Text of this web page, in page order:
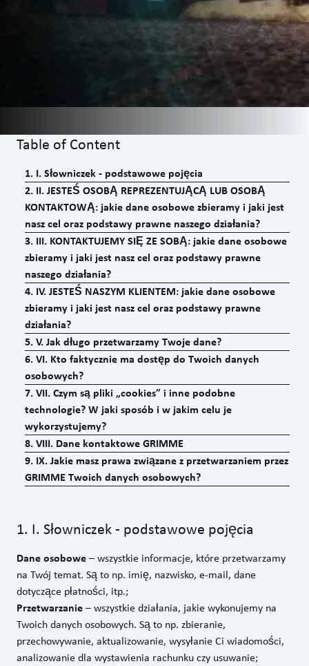
Table of Content
1. I. Słowniczek - podstawowe pojęcia
2. II. JESTEŚ OSOBĄ REPREZENTUJĄCĄ LUB OSOBĄ
KONTAKTOWĄ: jakie dane osobowe zbieramy i jaki jest
nasz cel oraz podstawy prawne naszego działania?
3. III. KONTAKTUJEMY SIĘ ZE SOBĄ: jakie dane osobowe
zbieramy i jaki jest nasz cel oraz podstawy prawne
naszego działania?
4. IV. JESTEŚ NASZYM KLIENTEM: jakie dane osobowe
zbieramy i jaki jest nasz cel oraz podstawy prawne
działania?
5.V. Jak długo przetwarzamy Twoje dane?
6.VI. Kto faktycznie ma dostęp do Twoich danych
osobowych?
7.VII. Czym są pliki „cookies” i inne podobne
technologie? W jaki sposób i w jakim celu je
wykorzystujemy?
8.VIII. Dane kontaktowe GRIMME
9. IX. Jakie masz prawa związane z przetwarzaniem przez
GRIMME Twoich danych osobowych?
1. I. Słowniczek - podstawowe pojęcia
Dane osobowe– wszystkie informacje, które przetwarzamy
na Twój temat. Są to np. imię, nazwisko, e-mail, dane
dotyczące płatności, itp.;
Przetwarzanie– wszystkie działania, jakie wykonujemy na
Twoich danych osobowych. Są to np. zbieranie,
przechowywanie, aktualizowanie, wysyłanie Ci wiadomości,
analizowanie dla wystawienia rachunku czy usuwanie;